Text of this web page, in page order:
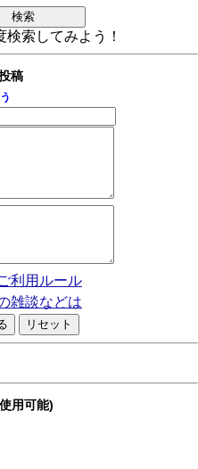
索してみよう！
稿
利用ルール
雑談などは
用可能)